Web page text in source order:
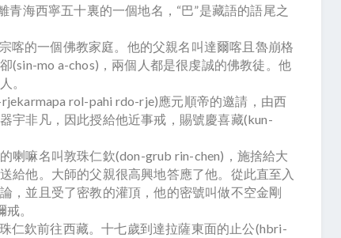
青海西寧五十裏的一個地名，“巴”是藏語的語尾之
的一個佛教家庭。他的父親名叫達爾喀且魯崩格
(sin-mo a-chos)，兩個人都是很虔誠的佛教徒。他
。
rol-pahi rdo-rje)應元順帝的邀請，由西
宇非凡，因此授給他近事戒，賜號慶喜藏(kun-
嘛名叫敦珠仁欽(don-grub rin-chen)，施捨給大
給他。大師的父親很高興地答應了他。從此直至入
，並且受了密教的灌頂，他的密號叫做不空金剛
。
欽前往西藏。十七歲到達拉薩東面的止公(hbri-